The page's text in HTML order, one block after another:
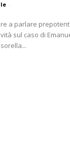
-
a parlare
sul caso di